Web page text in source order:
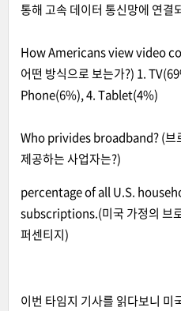
통해 고속 데이터 통신망에 연결
How Americans view video
어떤 방식으로 보는가?) 1.
Phone(6%), 4. Tablet(4%)
Who privides broadband? (브
제공하는 사업자는?)
percentage of all U.S.
subscriptions.(미국 가정의 브
퍼센티지)
이번 타임지 기사를 읽다보니